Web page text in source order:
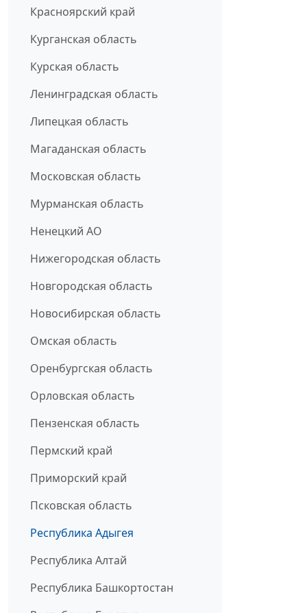
Красноярский край
Курганская область
Курская область
Ленинградская область
Липецкая область
Магаданская область
Московская область
Мурманская область
Ненецкий АО
Нижегородская область
Новгородская область
Новосибирская область
Омская область
Оренбургская область
Орловская область
Пензенская область
Пермский край
Приморский край
Псковская область
Республика Адыгея
Республика Алтай
Республика Башкортостан